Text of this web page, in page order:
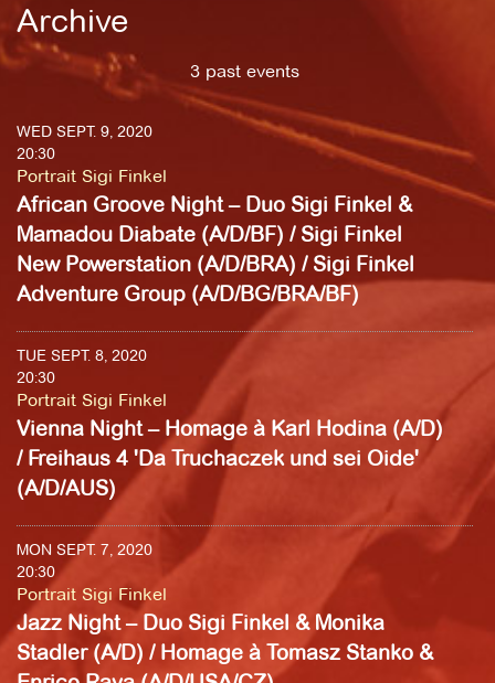
Archive
3 past events
WED SEPT. 9, 2020
20:30
Portrait Sigi Finkel
African Groove Night – Duo Sigi Finkel &
Mamadou Diabate (A/D/BF) / Sigi Finkel
New Powerstation (A/D/BRA) / Sigi Finkel
Adventure Group (A/D/BG/BRA/BF)
TUE SEPT. 8, 2020
20:30
Portrait Sigi Finkel
Vienna Night – Homage à Karl Hodina (A/D)
/ Freihaus 4 'Da Truchaczek und sei Oide'
(A/D/AUS)
MON SEPT. 7, 2020
20:30
Portrait Sigi Finkel
Jazz Night – Duo Sigi Finkel & Monika
Stadler (A/D) / Homage à Tomasz Stanko &